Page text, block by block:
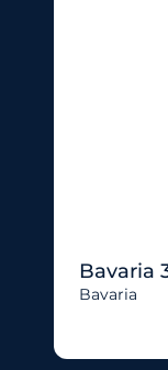
Bavaria
Bavaria